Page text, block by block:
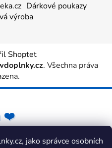
jako správce osobních
Dárkové poukazy
výroba
Shoptet
. Všechna práva
❤️